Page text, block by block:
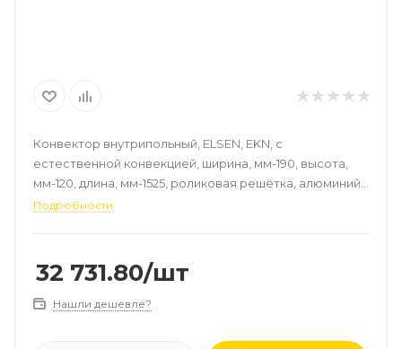
Конвектор внутрипольный, ELSEN, EKN, с
естественной конвекцией, ширина, мм-190, высота,
мм-120, длина, мм-1525, роликовая решётка, алюминий,
цвет-натуральный, рамка-алюминий
Подробности
32 731.80/шт
Нашли дешевле?